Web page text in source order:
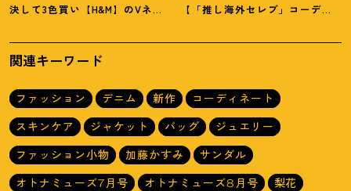
決して3色買い【H&M】のVネッ
3選
【「推し海外セレブ」コーデ】
デが吉！
関連キーワード
ファッション デニム 新作
コーディネート
スキンケア
ジャケット バッグ
ジュエリー
ファッション小物
加藤かすみ
サンダル
オトナミューズ7月号
オトナミューズ8月号
梨花